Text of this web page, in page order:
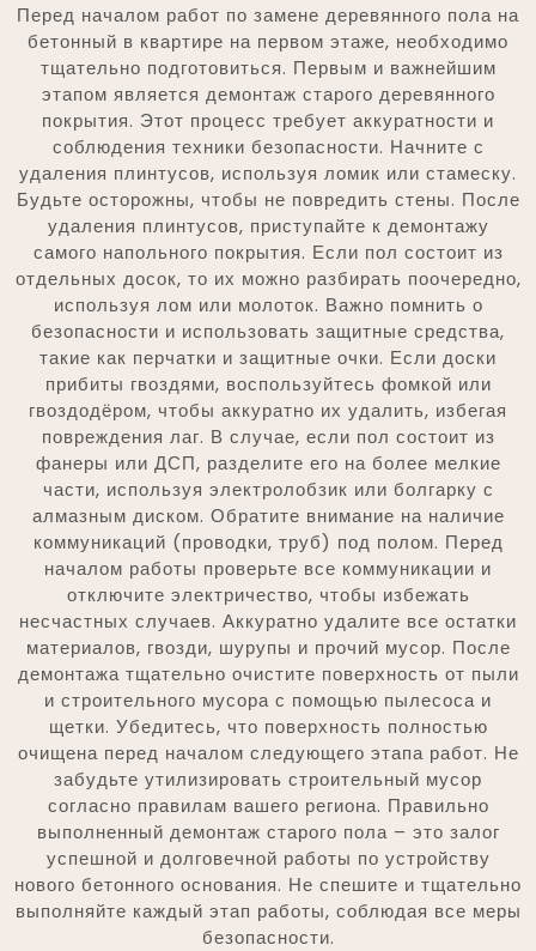
Перед началом работ по замене деревянного пола на
бетонный в квартире на первом этаже, необходимо
тщательно подготовиться. Первым и важнейшим
этапом является демонтаж старого деревянного
покрытия. Этот процесс требует аккуратности и
соблюдения техники безопасности. Начните с
удаления плинтусов, используя ломик или стамеску.
Будьте осторожны, чтобы не повредить стены. После
удаления плинтусов, приступайте к демонтажу
самого напольного покрытия. Если пол состоит из
отдельных досок, то их можно разбирать поочередно,
используя лом или молоток. Важно помнить о
безопасности и использовать защитные средства,
такие как перчатки и защитные очки. Если доски
прибиты гвоздями, воспользуйтесь фомкой или
гвоздодёром, чтобы аккуратно их удалить, избегая
повреждения лаг. В случае, если пол состоит из
фанеры или ДСП, разделите его на более мелкие
части, используя электролобзик или болгарку с
алмазным диском. Обратите внимание на наличие
коммуникаций (проводки, труб) под полом. Перед
началом работы проверьте все коммуникации и
отключите электричество, чтобы избежать
несчастных случаев. Аккуратно удалите все остатки
материалов, гвозди, шурупы и прочий мусор. После
демонтажа тщательно очистите поверхность от пыли
и строительного мусора с помощью пылесоса и
щетки. Убедитесь, что поверхность полностью
очищена перед началом следующего этапа работ. Не
забудьте утилизировать строительный мусор
согласно правилам вашего региона. Правильно
выполненный демонтаж старого пола – это залог
успешной и долговечной работы по устройству
нового бетонного основания. Не спешите и тщательно
выполняйте каждый этап работы, соблюдая все меры
безопасности.